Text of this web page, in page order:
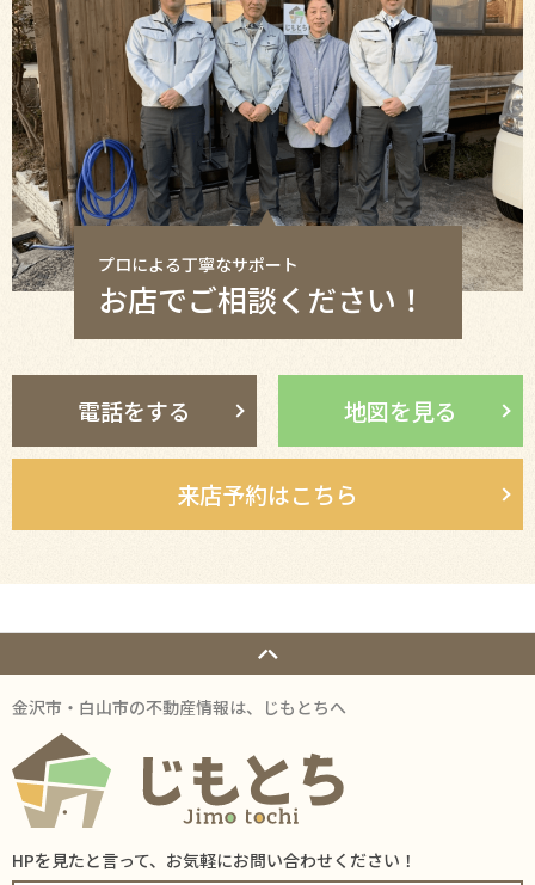
プロによる丁寧なサポート
お店でご相談ください！
電話をする 地図を見る
来店予約はこちら
金沢市・白山市の不動産情報は、じもとちへ
HPを見たと言って、お気軽にお問い合わせください！